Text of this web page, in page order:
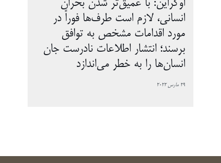
اوکراین: با عمیق‌تر شدن بحران
انسانی، لازم است طرف‌­ها فوراً در
مورد اقدامات مشخص به توافق
برسند؛ انتشار اطلاعات نادرست جان
انسان‌­ها را به خطر می­‌اندازد
29 مارس 2022